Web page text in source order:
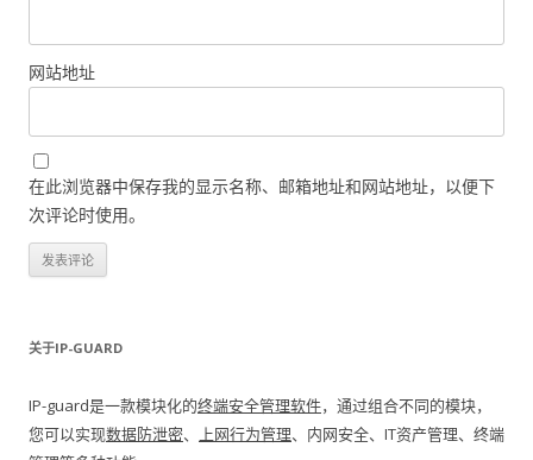
网站地址
在此浏览器中保存我的显示名称、邮箱地址和网站地址，以便下
次评论时使用。
关于IP-GUARD
IP-guard是一款模块化的终端安全管理软件，通过组合不同的模块，
您可以实现数据防泄密、 上网行为管理、内网安全、IT资产管理、终端